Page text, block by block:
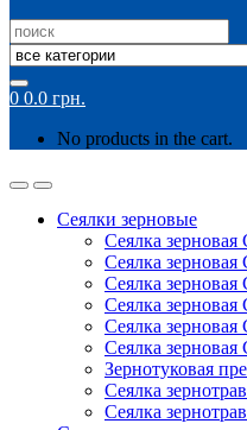
Search
for:
0 0.0 грн.
No products in the cart.
Сеялки зерновые
Сеялка зерновая
Сеялка
Сеялка
Сеялка зерновая
Сеялка
Сеялка
Зернотуковая
Сеялка
Сеялка